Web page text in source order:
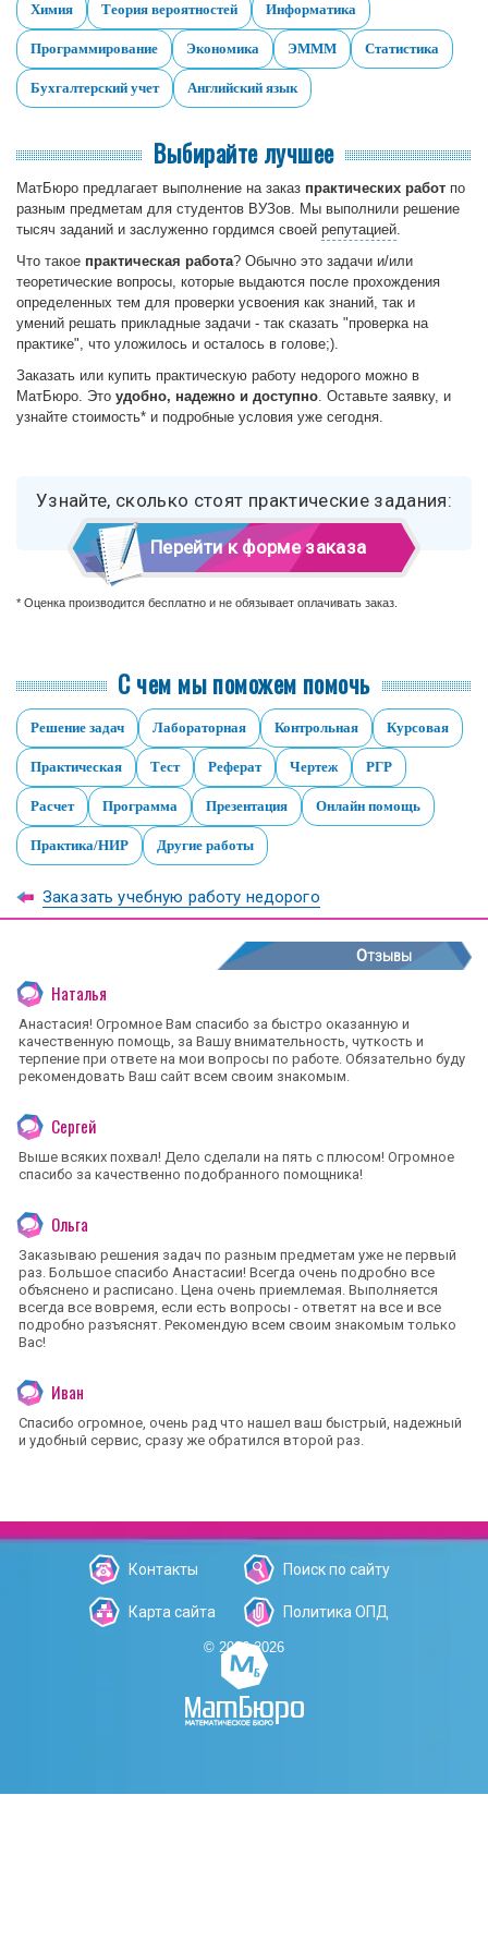
Химия Теория вероятностей Информатика
Программирование Экономика ЭМММ Статистика
Бухгалтерский учет Английский язык
Выбирайте лучшее
МатБюро предлагает выполнение на заказ практических работ по
разным предметам для студентов ВУЗов. Мы выполнили решение
тысяч заданий и заслуженно гордимся своей репутацией
Что такое практическая работа? Обычно это задачи и/или
теоретические вопросы, которые выдаются после прохождения
определенных тем для проверки усвоения как знаний, так и
умений решать прикладные задачи - так сказать "проверка на
практике", что уложилось и осталось в голове;).
Заказать или купить практическую работу недорого можно в
МатБюро. Это удобно, надежно и доступно . Оставьте заявку, и
узнайте стоимость* и подробные условия уже сегодня.
Узнайте, сколько стоят практические задания:
Перейти к форме заказа
* Оценка производится бесплатно и не обязывает оплачивать заказ.
С чем мы поможем помочь
Решение задач Лабораторная Контрольная Курсовая
Практическая Тест Реферат Чертеж РГР
Расчет Программа Презентация Онлайн помощь
Практика/НИР Другие работы
Заказать учебную работу недорого
Отзывы
Наталья
Анастасия! Огромное Вам спасибо за быстро оказанную и
качественную помощь, за Вашу внимательность, чуткость и
терпение при ответе на мои вопросы по работе. Обязательно буду
рекомендовать Ваш сайт всем своим знакомым.
Сергей
Выше всяких похвал! Дело сделали на пять с плюсом! Огромное
спасибо за качественно подобранного помощника!
Ольга
Заказываю решения задач по разным предметам уже не первый
раз. Большое спасибо Анастасии! Всегда очень подробно все
объяснено и расписано. Цена очень приемлемая. Выполняется
всегда все вовремя, если есть вопросы - ответят на все и все
подробно разъяснят. Рекомендую всем своим знакомым только
Вас!
Иван
Спасибо огромное, очень рад что нашел ваш быстрый, надежный
и удобный сервис, сразу же обратился второй раз.
Контакты Поиск по сайту
Карта сайта Политика ОПД
© 2006-2026